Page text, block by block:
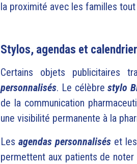
la proximité avec les familles
Stylos, agendas et
Certains objets publicitaires
personnalisés. Le célèbrestylo
de la communication
une visibilité permanente à la
Lesagendas personnalisés et
permettent aux patients de